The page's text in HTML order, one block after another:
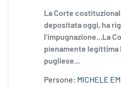
La Corte
depositata oggi, ha
l’impugnazione...La
pienamente legittima
pugliese...
Persone: MICHELE